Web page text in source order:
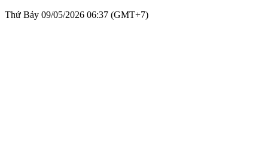
Thứ Bảy 09/05/2026 06:37 (GMT+7)